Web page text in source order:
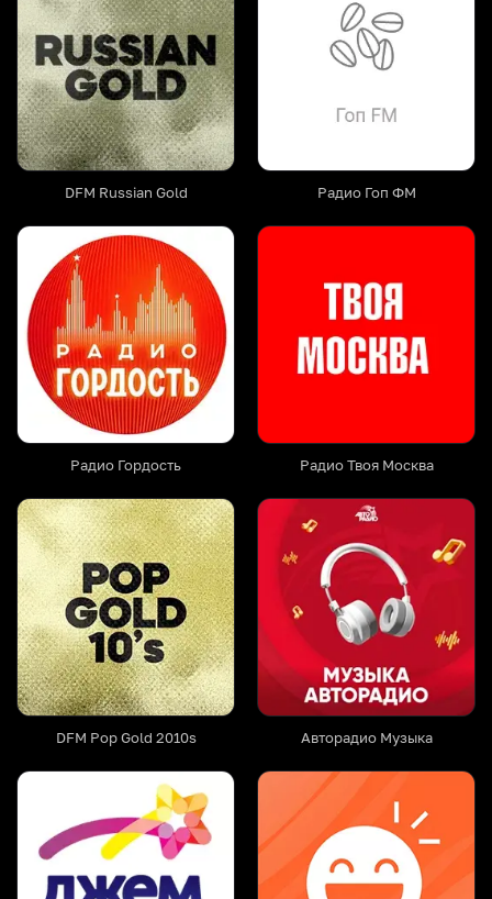
DFM Russian Gold Радио Гоп ФМ
Радио Гордость Радио Твоя Москва
DFM Pop Gold 2010s Авторадио Музыка